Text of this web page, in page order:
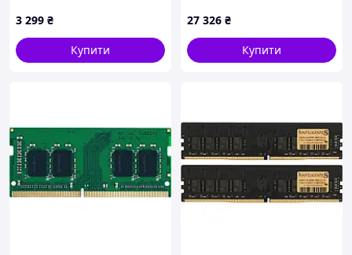
(IR4DHE1/8)
3 299 ₴
Купити
(KVR64V52BS8-32) —
Доступний
27 326 ₴
Купити